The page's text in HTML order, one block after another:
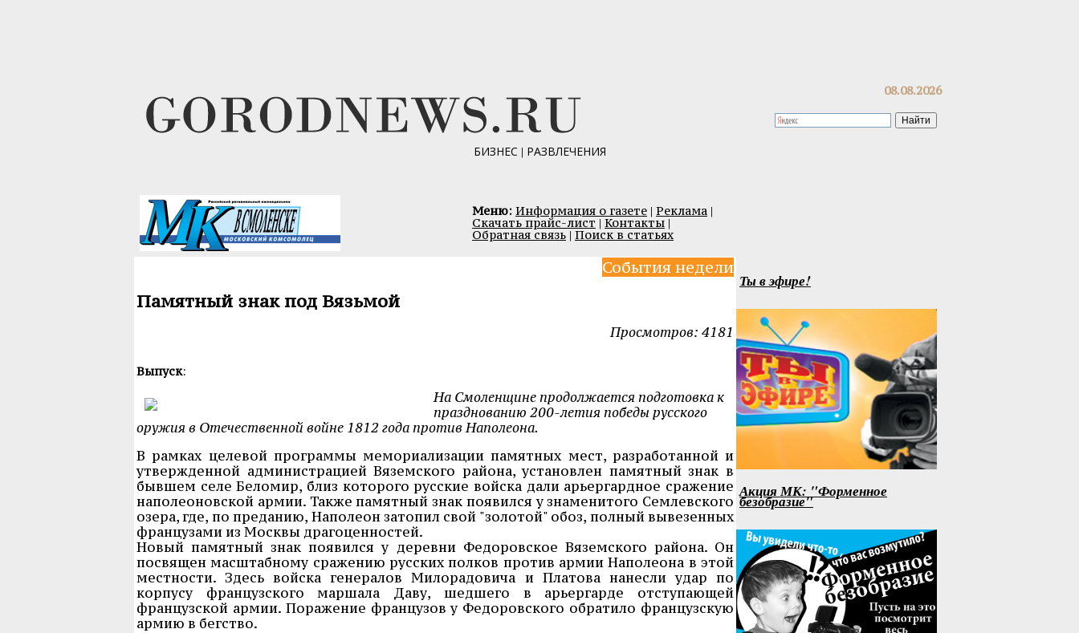
08.08.2026
БИЗНЕС | РАЗВЛЕЧЕНИЯ
Меню: Информация о газете | Реклама |
Скачать прайс-лист | Контакты |
Обратная связь | Поиск в статьях
События недели
Памятный знак под Вязьмой
Просмотров: 4181
Выпуск:
На Смоленщине продолжается подготовка к
празднованию 200-летия победы русского
оружия в Отечественной войне 1812 года против Наполеона.
В рамках целевой программы мемориализации памятных мест, разработанной и
утвержденной администрацией Вяземского района, установлен памятный знак в
бывшем селе Беломир, близ которого русские войска дали арьергардное сражение
наполеоновской армии. Также памятный знак появился у знаменитого Семлевского
озера, где, по преданию, Наполеон затопил свой "золотой" обоз, полный вывезенных
французами из Москвы драгоценностей.
Новый памятный знак появился у деревни Федоровское Вяземского района. Он
посвящен масштабному сражению русских полков против армии Наполеона в этой
местности. Здесь войска генералов Милорадовича и Платова нанесли удар по
корпусу французского маршала Даву, шедшего в арьергарде отступающей
французской армии. Поражение французов у Федоровского обратило французскую
армию в бегство.
Ты в эфире!
Акция МК: "Форменное
безобразие"